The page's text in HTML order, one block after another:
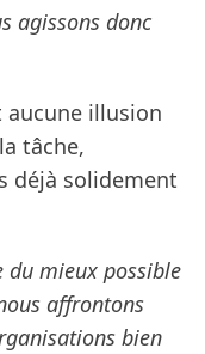
agissons donc
illusion
tâche,
déjà solidement
du mieux possible
affrontons
bien